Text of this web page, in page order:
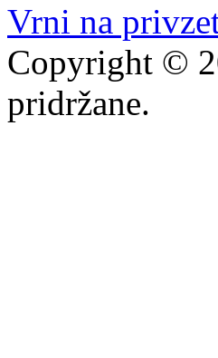
Vrni na
Copyright ©
pridržane.